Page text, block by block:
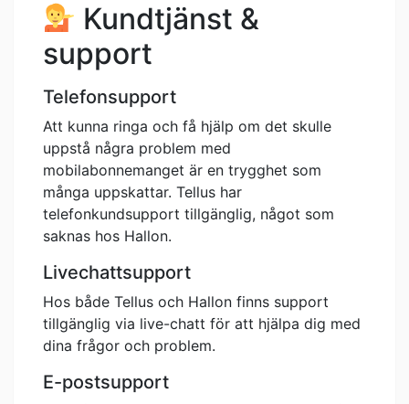
Kundtjänst &
support
Telefonsupport
Att kunna ringa och få hjälp om det skulle
uppstå några problem med
mobilabonnemanget är en trygghet som
många uppskattar. Tellus har
telefonkundsupport tillgänglig, något som
saknas hos Hallon.
Livechattsupport
Hos både Tellus och Hallon finns support
tillgänglig via live-chatt för att hjälpa dig med
dina frågor och problem.
E-postsupport